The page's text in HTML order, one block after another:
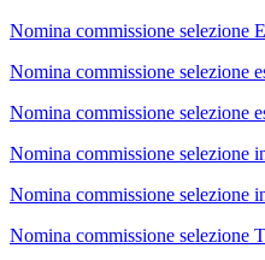
Nomina commissione selezione
Nomina commissione selezione
Nomina commissione selezione
Nomina commissione selezione
Nomina commissione selezione
Nomina commissione selezione